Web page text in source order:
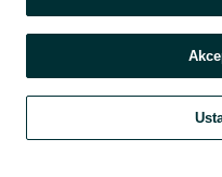
Szukaj Obserwujesz